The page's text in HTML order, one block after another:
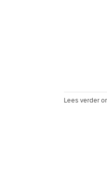
Lees verder